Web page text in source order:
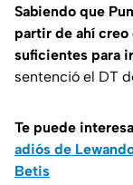
Sabiendo que
partir de ahí creo
suficientes para
sentenció el DT
Te puede
adiós de
Betis